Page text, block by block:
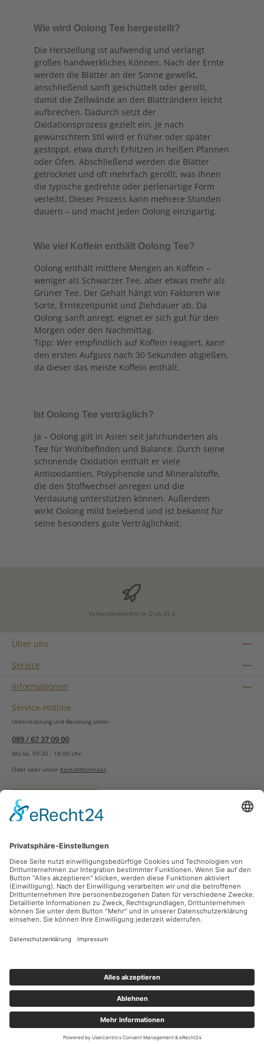
Wie wird Oolong Tee hergestellt?
Die Herstellung ist aufwendig und verlangt
großes handwerkliches Können. Nach der Ernte
werden die Blätter an der Sonne gewelkt,
anschließend sanft geschüttelt oder gerollt,
damit die Zellwände an den Blatträndern leicht
aufbrechen. Dadurch setzt der
Oxidationsprozess gezielt ein. Je nach
gewünschtem Stil wird er früher oder später
gestoppt, etwa durch Erhitzen in heißen Pfannen
oder Öfen. Abschließend werden die Blätter
getrocknet und oft mehrfach gerollt, was ihnen
die typische gedrehte oder perlenartige Form
verleiht. Dieser Prozess kann mehrere Stunden
dauern – und macht jeden Oolong einzigartig.
Wie viel Koffein enthält Oolong Tee?
Oolong enthält mittlere Mengen an Koffein –
weniger als Schwarzer Tee, aber etwas mehr als
Grüner Tee. Der Gehalt hängt von Faktoren wie
Sorte, Erntezeitpunkt und Ziehdauer ab. Da
Oolong sanft anregt, eignet er sich gut für den
Morgen oder den Nachmittag.
Tipp: Wer empfindlich auf Koffein reagiert, kann
den ersten Aufguss nach 30 Sekunden abgießen,
da dieser das meiste Koffein enthält.
Ist Oolong Tee verträglich?
Ja – Oolong gilt in Asien seit Jahrhunderten als
Tee für Wohlbefinden und Balance. Durch seine
schonende Oxidation enthält er viele
Antioxidantien, Polyphenole und Mineralstoffe,
die den Stoffwechsel anregen und die
Verdauung unterstützen können. Außerdem
wirkt Oolong mild belebend und ist bekannt für
seine besonders gute Verträglichkeit.
Versandkostenfrei in D ab 35 €
Über uns
Service
Informationen
Service-Hotline
Unterstützung und Beratung unter:
089 / 67 37 09 00
Mo-Sa, 09:30 - 18:00 Uhr
Oder über unser Kontaktformular.
Vertrag widerrufen
Zahlungsarten
Sicher Einkaufen
Ladengeschäft
Newsletter
Facebook Instagram
Alle Preise inkl. gesetzl. Mehrwertsteuer zzgl.
Nachnahmegebühren, wenn nicht anders angegeben.